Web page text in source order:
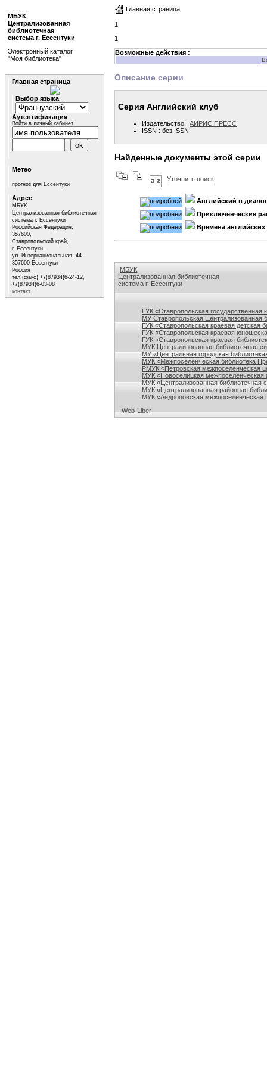
Главная страница
1
1
Возможные действия :
Описание серии
Серия Английский клуб
Издательство :АЙРИС ПРЕСС
ISSN : без ISSN
Найденные документы этой серии
Уточнить поиск
Английский в
Приключенческие
Времена
МБУК
Централизованная библиотечная
система г. Ессентуки
ГУК «Ставропольская
МУ Ставропольская Централизованная
ГУК «Ставропольская краевая детская
ГУК «Ставропольская краевая
ГУК «Ставропольская краевая
МУК Централизованная библиотечная
МУ «Центральная городская
МУК «Межпоселенческая библиотека
РМУК «Петровская межпоселенческая
МУК «Новоселицкая межпоселенческая
МУК «Централизованная библиотечная
МУК «Централизованная районная
МУК «Андроповская межпоселенческая
Web-Liber
МБУК
Централизованная
библиотечная
система г. Ессентуки
Электронный каталог
"Моя библиотека"
Главная страница
Выбор языка
Аутентификация
Войти в личный кабинет
Метео
прогноз для Ессентуки
Адрес
МБУК
Централизованная библиотечная
система г. Ессентуки
Российская Федерация,
357600,
Ставропольский край,
г. Ессентуки,
ул. Интернациональная, 44
357600 Ессентуки
Россия
тел.(факс) +7(87934)6-24-12,
+7(87934)6-03-08
контакт